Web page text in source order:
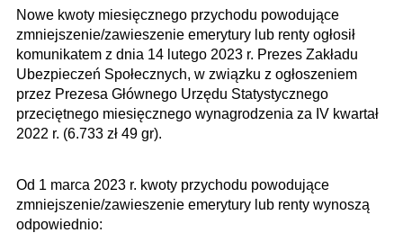
Nowe kwoty miesięcznego przychodu powodujące
zmniejszenie/zawieszenie emerytury lub renty ogłosił
komunikatem z dnia 14 lutego 2023 r. Prezes Zakładu
Ubezpieczeń Społecznych, w związku z ogłoszeniem
przez Prezesa Głównego Urzędu Statystycznego
przeciętnego miesięcznego wynagrodzenia za IV kwartał
2022 r. (6.733 zł 49 gr).
Od 1 marca 2023 r. kwoty przychodu powodujące
zmniejszenie/zawieszenie emerytury lub renty wynoszą
odpowiednio: